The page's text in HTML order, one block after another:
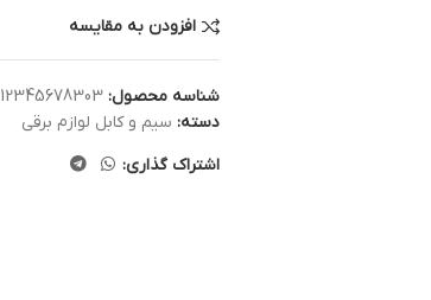
افزودن به مقایسه
شناسه محصول: 12345678303
دسته: سیم و کابل لوازم برقی
اشتراک گذاری: